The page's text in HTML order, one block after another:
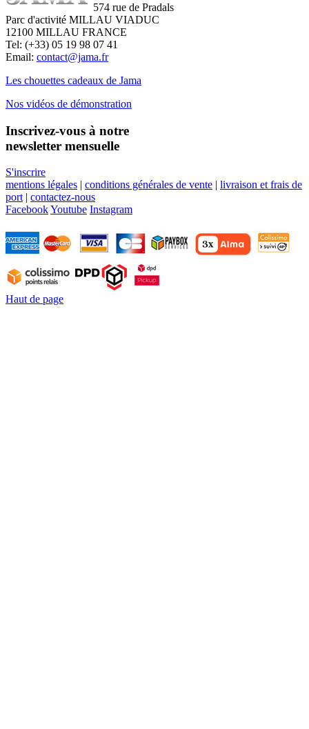
574 rue de Pradals
Parc d'activité MILLAU VIADUC
12100 MILLAU FRANCE
Tel: (+33) 05 19 98 07 41
Email: contact@jama.fr
Les chouettes cadeaux de Jama
Nos vidéos de démonstration
Inscrivez-vous à notre
newsletter mensuelle
S'inscrire
mentions légales | conditions générales de vente | livraison et frais de
port | contactez-nous
FacebookYoutube Instagram
Haut de page